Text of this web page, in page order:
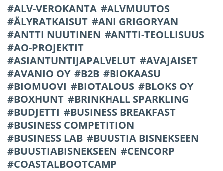
ALV-VEROKANTA
ALVMUUTOS
ÄLYRATKAISUT
ANI GRIGORYAN
ANTTI NUUTINEN
ANTTI-TEOLLISUUS
AO-PROJEKTIT
ASIANTUNTIJAPALVELUT
AVAJAISET
AVANIO OY
B2B
BIOKAASU
BIOMUOVI
BIOTALOUS
BLOKS OY
BOXHUNT
BRINKHALL SPARKLING
BUDJETTI
BUSINESS BREAKFAST
BUSINESS COMPETITION
BUSINESS LAB
BUUSTIA BISNEKSEEN
BUUSTIABISNEKSEEN
CENCORP
COASTALBOOTCAMP